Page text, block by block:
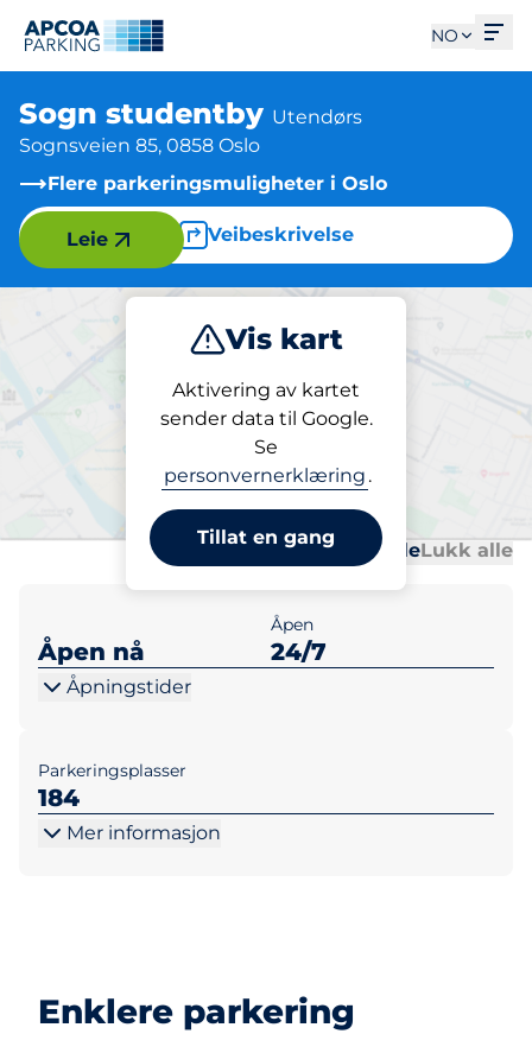
NO
Sogn studentby Utendørs
Sognsveien 85, 0858 Oslo
Flere parkeringsmuligheter i Oslo
Veibeskrivelse
Vis kart
Aktivering av kartet
sender data til Google.
Se
personvernerklæring .
Tillat en gang
Leie
Lading
Parkering
Sogn studentby
Åpne alleLukk alle
Åpen nå
Åpen
24/7
Åpningstider
Parkeringsplasser
184
Mer informasjon
Enklere parkering